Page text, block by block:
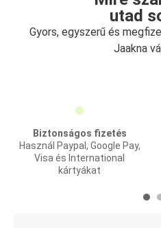
utad
Gyors, egyszerű és
Jaakna
Biztonságos fizetés
Használ Paypal, Google Pay,
Visa és International
kártyákat